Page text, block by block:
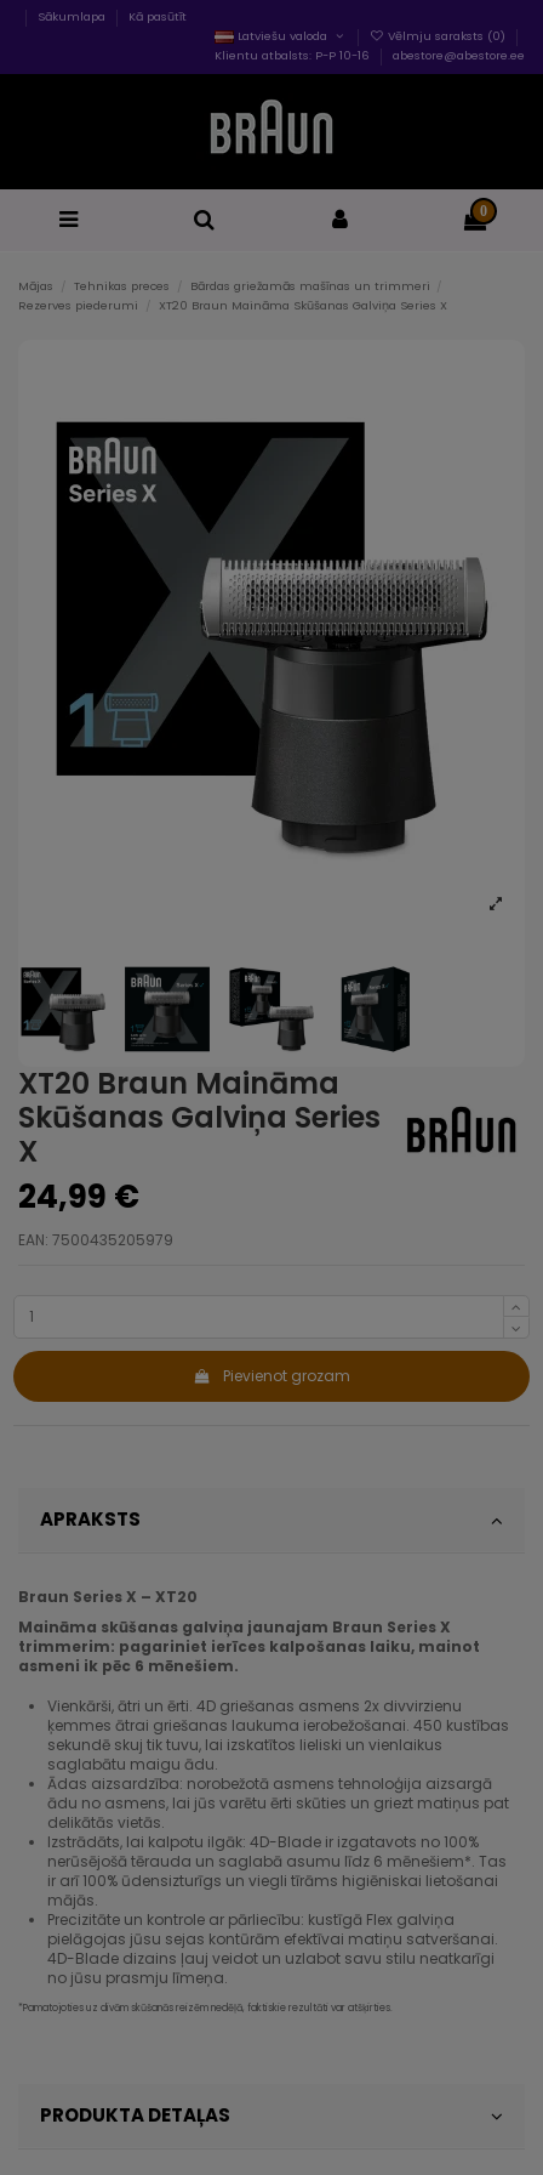
Sākumlapa
Kā pasūtīt
Latviešu valoda
Vēlmju saraksts (0)
Klientu atbalsts: P-P 10-16
abestore@abestore.ee
0
Mājas Tehnikas preces
Bārdas griežamās mašīnas un trimmeri
Rezerves piederumi
XT20 Braun Maināma Skūšanas Galviņa Series X
XT20 Braun Maināma
Skūšanas Galviņa Series
X
24,99 €
EAN: 7500435205979
Pievienot grozam
APRAKSTS
Braun Series X – XT20
Maināma skūšanas galviņa jaunajam Braun Series X
trimmerim: pagariniet ierīces kalpošanas laiku, mainot
asmeni ik pēc 6 mēnešiem.
Vienkārši, ātri un ērti. 4D griešanas asmens 2x divvirzienu
ķemmes ātrai griešanas laukuma ierobežošanai. 450 kustības
sekundē skuj tik tuvu, lai izskatītos lieliski un vienlaikus
saglabātu maigu ādu.
Ādas aizsardzība: norobežotā asmens tehnoloģija aizsargā
ādu no asmens, lai jūs varētu ērti skūties un griezt matiņus pat
delikātās vietās.
Izstrādāts, lai kalpotu ilgāk: 4D-Blade ir izgatavots no 100%
nerūsējošā tērauda un saglabā asumu līdz 6 mēnešiem*. Tas
ir arī 100% ūdensizturīgs un viegli tīrāms higiēniskai lietošanai
mājās.
Precizitāte un kontrole ar pārliecību: kustīgā Flex galviņa
pielāgojas jūsu sejas kontūrām efektīvai matiņu satveršanai.
4D-Blade dizains ļauj veidot un uzlabot savu stilu neatkarīgi
no jūsu prasmju līmeņa.
*Pamatojoties uz divām skūšanās reizēm nedēļā, faktiskie rezultāti var atšķirties.
PRODUKTA DETAĻAS